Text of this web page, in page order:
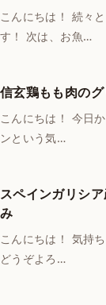
こんにちは！ 続々
す！ 次は、お魚…
信玄鶏もも肉の
こんにちは！ 今日
ンという気…
スペインガリシ
み
こんにちは！ 気持
どうぞよろ…